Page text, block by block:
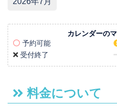
カレンダーの
予約可能
受付終了
料金について